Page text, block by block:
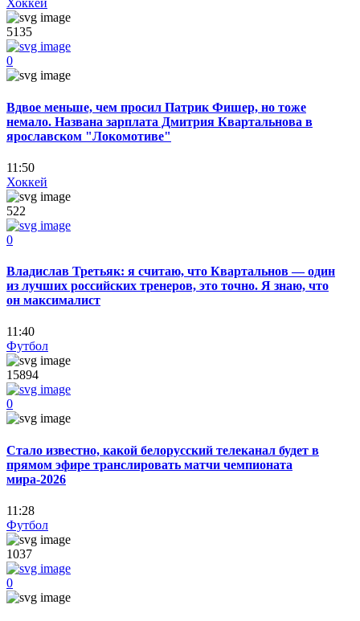
Хоккей
5135
0
Вдвое меньше, чем просил Патрик Фишер, но тоже
немало. Названа зарплата Дмитрия Квартальнова в
ярославском "Локомотиве"
11:50
Хоккей
522
0
Владислав Третьяк: я считаю, что Квартальнов — один
из лучших российских тренеров, это точно. Я знаю, что
он максималист
11:40
Футбол
15894
0
Стало известно, какой белорусский телеканал будет в
прямом эфире транслировать матчи чемпионата
мира-2026
11:28
Футбол
1037
0